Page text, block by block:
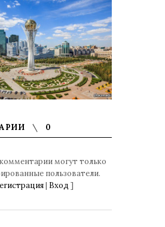
0
могут только
пользователи.
| Вход ]